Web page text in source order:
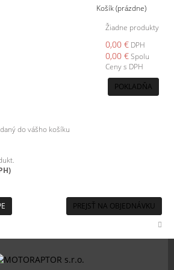
Košík(prázdne)
Žiadne produkty
0,00 € DPH
0,00 €Spolu
Ceny s DPH
POKLADŇA
do vášho košíku
PREJSŤ NA OBJEDNÁVKU